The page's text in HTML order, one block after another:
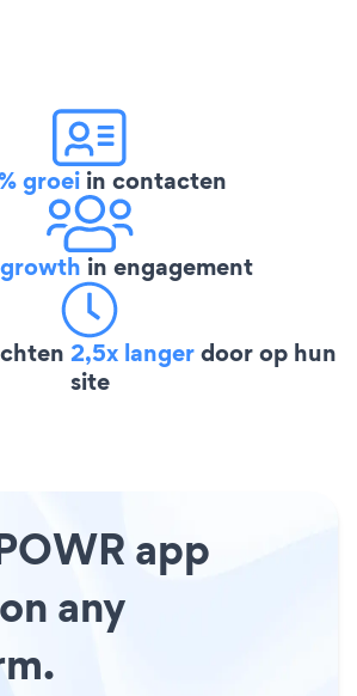
groei in contacten
in engagement
2,5x langerdoor op hun
site
app
any